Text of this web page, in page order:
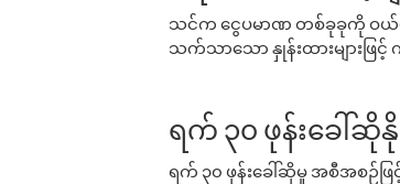
သင်က ငွေပမာဏ တစ်ခုခုကို ဝယ်
သက်သာသော နှုန်းထားများဖြ
ရက် ၃၀ ဖုန်းခေါ်
ရက် ၃၀ ဖုန်းခေါ်ဆိုမှု အစီအစဉ်